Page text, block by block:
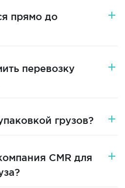
прямо до
перевозку
грузов?
CMR для